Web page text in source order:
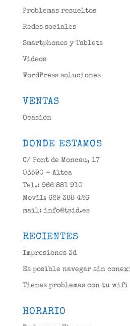
Problemas resueltos
Redes sociales
Smartphones y Tablets
Videos
WordPress soluciones
VENTAS
Ocasión
DONDE ESTAMOS
C/ Pont de Moncau, 17
03590 - Altea
Tel.: 966 881 910
Movil: 629 388 426
mail: info@tsid.es
RECIENTES
Impresiones 3d
Es posible navegar sin
Tienes problemas con tu wifi
HORARIO